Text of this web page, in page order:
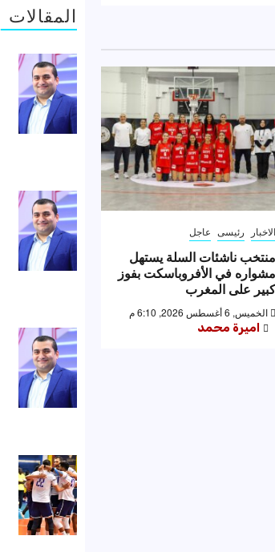
الاخبار رئيسى عاجل
منتخب ناشئات السلة يستهل
مشواره في الأفروباسكت بفوز
على المغرب
الخميس, 6 أغسطس 2026, 6:10 م
اميرة محمد
المقالات